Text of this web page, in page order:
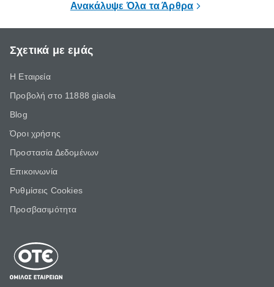
Ανακάλυψε Όλα τα Άρθρα
Σχετικά με εμάς
Η Εταιρεία
Προβολή στο 11888 giaola
Blog
Όροι χρήσης
Προστασία Δεδομένων
Επικοινωνία
Ρυθμίσεις Cookies
Προσβασιμότητα